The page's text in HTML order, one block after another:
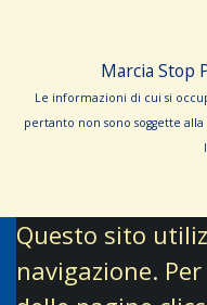
Marcia Stop
Le informa­zioni di cui si
pertanto non sono sog­gette
Questo sito
navigazione.